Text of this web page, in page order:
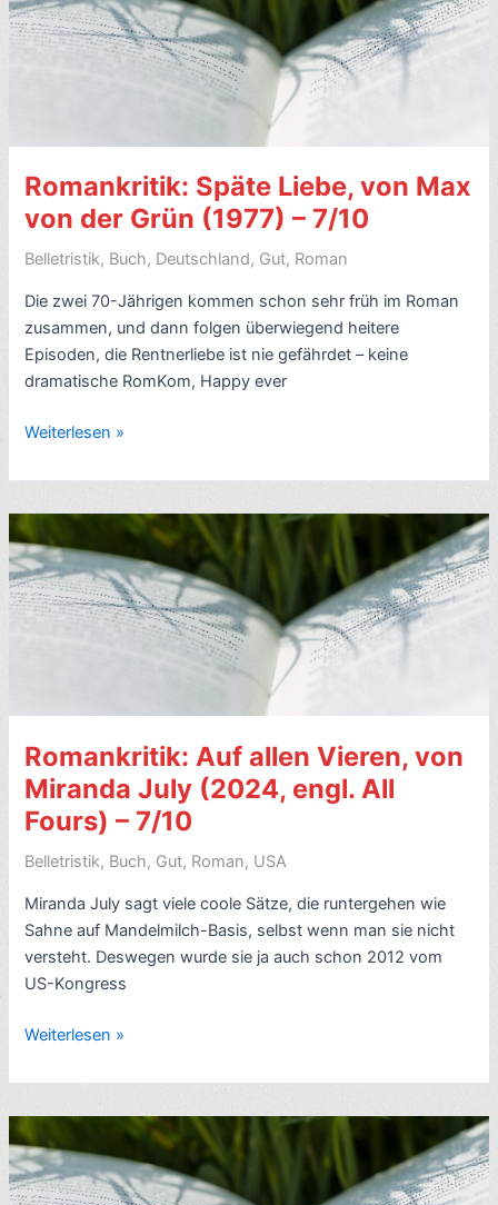
(2022)
Romankritik: Späte Liebe, von Max
von der Grün (1977) – 7/10
Belletristik, Buch, Deutschland, Gut, Roman
Die zwei 70-Jährigen kommen schon sehr früh im Roman
zusammen, und dann folgen überwiegend heitere
Episoden, die Rentnerliebe ist nie gefährdet – keine
dramatische RomKom, Happy ever
Romankritik:
Liebe,
von
Max
von
der
Grün
Weiterlesen »
Romankritik: Auf allen Vieren, von
Miranda July (2024, engl. All
Fours) – 7/10
Belletristik, Buch, Gut, Roman, USA
Miranda July sagt viele coole Sätze, die runtergehen wie
Sahne auf Mandelmilch-Basis, selbst wenn man sie nicht
versteht. Deswegen wurde sie ja auch schon 2012 vom
US-Kongress
Romankritik:
allen
Vieren,
von
Miranda
July
Weiterlesen »